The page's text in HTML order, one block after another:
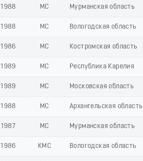
1988 МС Мурманская область
1988 МС Вологодская область
1986 МС Костромская область
1989 МС Республика Карелия
1989 МС Московская область
1988 МС Архангельская область
1987 МС Мурманская область
1986 КМС Вологодская область